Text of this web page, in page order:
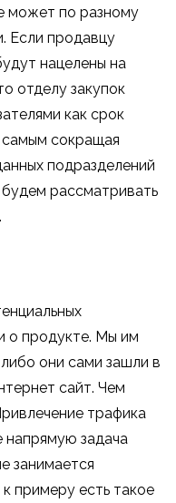
может по разному
Если продавцу
нацелены на
отделу закупок
как срок
сокращая
подразделений
рассматривать
о продукте. Мы им
они сами зашли в
сайт. Чем
трафика
напрямую задача
занимается
примеру есть такое